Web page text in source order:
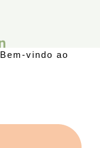
Bem-vindo ao